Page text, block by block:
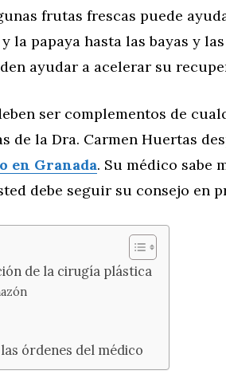
frutas frescas puede
la papaya hasta las bayas y
ayudar a acelerar su
ser complementos de
de la Dra. Carmen Huertas
en Granada. Su médico sabe
debe seguir su consejo en
de la cirugía plástica
órdenes del médico